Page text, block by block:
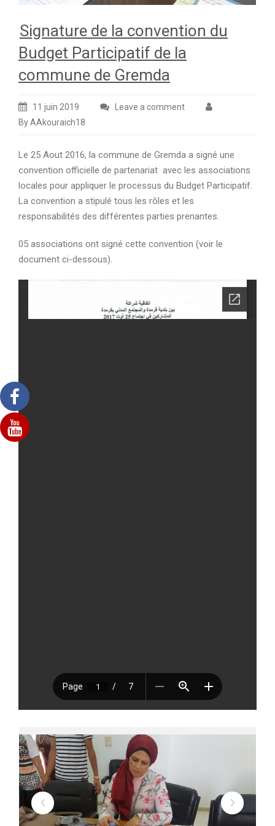
Signature de la convention du
Budget Participatif de la
commune de Gremda
11 juin 2019
Leave a comment
By AAkouraich18
Le 25 Aout 2016, la commune de Gremda a signé une
convention officielle de partenariat avec les associations
locales pour appliquer le processus du Budget Participatif.
La convention a stipulé tous les rôles et les
responsabilités des différentes parties prenantes.
05 associations ont signé cette convention (voir le
document ci-dessous).